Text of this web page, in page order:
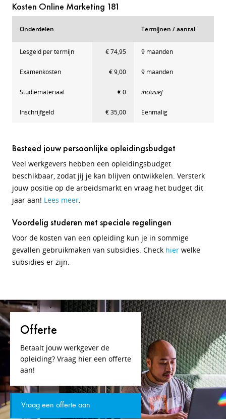
Kosten Online Marketing 181
Onderdelen Termijnen / aantal
Lesgeld per termijn € 74,95 9 maanden
Examenkosten € 9,00 9 maanden
Studiemateriaal € 0 inclusief
Inschrijfgeld € 35,00 Eenmalig
Besteed jouw persoonlijke opleidingsbudget
Veel werkgevers hebben een opleidingsbudget
beschikbaar, zodat jij je kan blijven ontwikkelen. Versterk
jouw positie op de arbeidsmarkt en vraag het budget dit
jaar aan! Lees meer.
Voordelig studeren met speciale regelingen
Voor de kosten van een opleiding kun je in sommige
gevallen gebruikmaken van subsidies. Check hier welke
subsidies er zijn.
Offerte
Betaalt jouw werkgever de
opleiding? Vraag hier een offerte
aan!
Vraag een offerte aan